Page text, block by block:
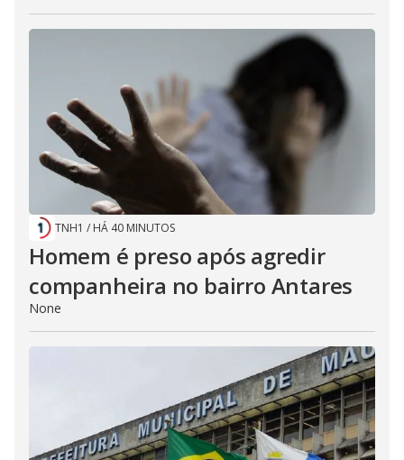
TNH1 / HÁ 40 MINUTOS
Homem é preso após agredir
companheira no bairro Antares
None